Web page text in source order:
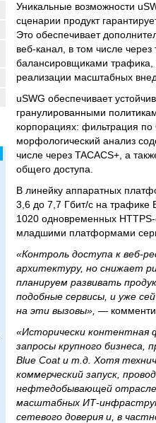
Уникальные возможности
сценарии продукт
Это обеспечивает
веб‑канал, в том числе
балансировщиками трафика,
реализации масштабных
uSWG обеспечивает
гранулированными
корпорациях: фильтрация по
морфологический анализ
числе через TACACS+, а
общего доступа.
В линейку аппаратных
3,6 до 7,7 Гбит/с на трафике
1020 одновременных
младшими платформами
«Контроль доступа к
архитектуру, но снижает
планируем развивать
подобные сервисы, и уже
на эти вызовы», —
«Исторически контентная
запросы крупного бизнеса,
Blue Coat и т.д. Хотя
коммерческий запуск,
нефтедобывающей
масштабных
сетевого доверия и, в